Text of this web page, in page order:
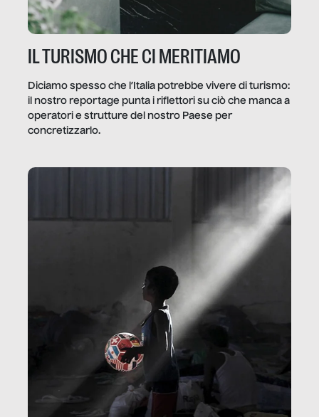
IL TURISMO CHE CI MERITIAMO
Diciamo spesso che l’Italia potrebbe vivere di turismo:
il nostro reportage punta i riflettori su ciò che manca a
operatori e strutture del nostro Paese per
concretizzarlo.